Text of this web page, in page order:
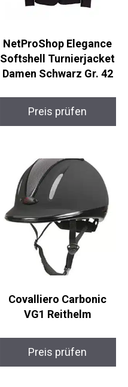
NetProShop Elegance
Softshell Turnierjacket
Damen Schwarz Gr. 42
Preis prüfen
Covalliero Carbonic
VG1 Reithelm
Preis prüfen